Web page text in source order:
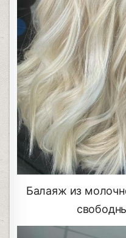
Балаяж из